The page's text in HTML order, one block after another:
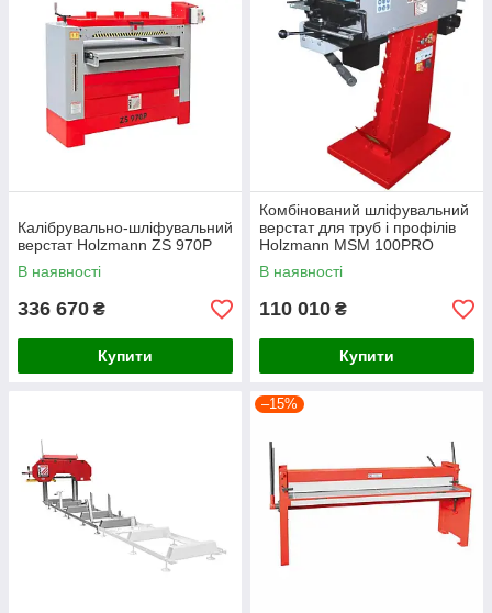
Калібрувально-шліфувальний
верстат Holzmann ZS 970P
В наявності
336 670 ₴
Купити
Комбінований шліфувальний
верстат для труб і профілів
Holzmann MSM 100PRO
В наявності
110 010 ₴
Купити
–15%